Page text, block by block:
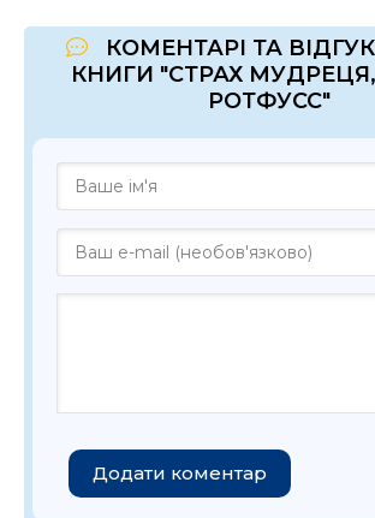
КОМЕНТАРІ ТА
КНИГИ "СТРАХ МУДРЕЦЯ,
РОТФУСС"
Додати коментар